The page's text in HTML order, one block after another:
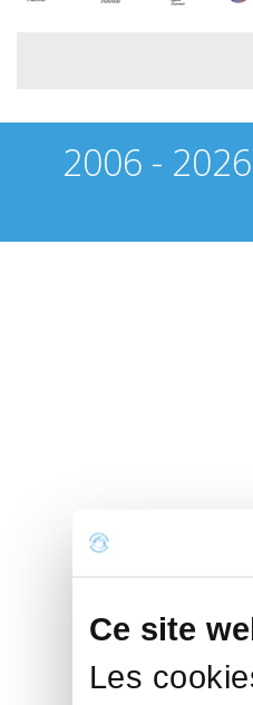
Ce site
Les
2006 -